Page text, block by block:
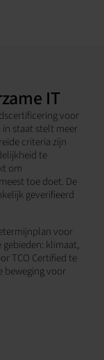
IT
voor
staat stelt meer
criteria zijn
te
om
toe doet. De
geverifieerd
voor
klimaat,
TCO Certified te
beweging voor